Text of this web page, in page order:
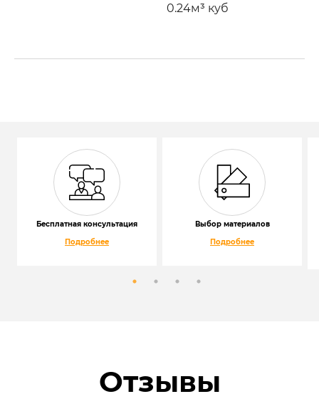
0.24м³ куб
Бесплатная консультация
Подробнее
Выбор материалов
Подробнее
Отзывы